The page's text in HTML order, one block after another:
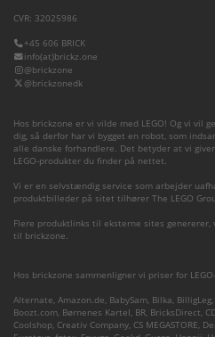
CVR: 32025986
+45 606 BRICK
info(at)brickz.one
@brickzone
@brickzonedk
Hos brickzone er vi vilde med LEGO! Og vi vil
dig, så derfor har vi bygget en robot, som
alle danske forhandlere. Det betyder at vi
LEGO-produkter du finder på nettet.
Vi er en selvstændig service som arbejder
produktbilleder på sitet tilhører The LEGO
Flere produktlinks til eksterne sites genererer,
til brickzone.
Hos brickzone sammenligner vi priser for
Alternate, Amazon.de, BabySam, Bilka, BilligLeg,
Boozt.com, Børnenes Kartel, BR, BricksDirect,
Coolshop, Creativ Company, CS MEGASTORE,